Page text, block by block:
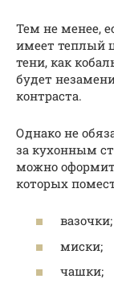
Тем не менее,
имеет теплый
тени, как
будет
контраста.
Однако не
за кухонным
можно
которых
вазочки;
миски;
чашки;